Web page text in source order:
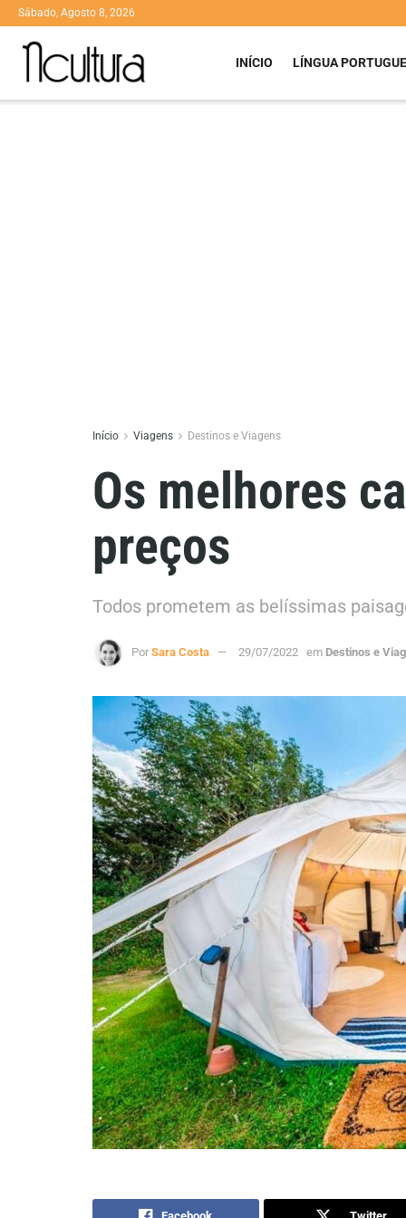
Sábado, Agosto 8, 2026
INÍCIO LÍNGUA
Início Viagens Destinos e Viagens
Os melhores
preços
Todos prometem as belíssimas
Por Sara Costa 29/07/2022 em Destinos e